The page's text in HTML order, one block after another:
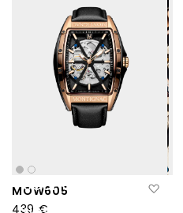
MOW605
439 €
SCOPRITE
I